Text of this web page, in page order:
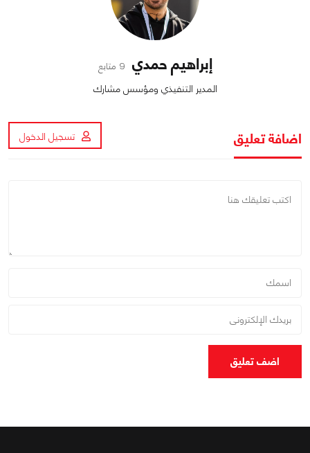
إبراهيم حمدي 9 متابع
المدير التنفيذي ومؤسس مشارك
اضافة تعليق تسجيل الدخول
اضف تعليق